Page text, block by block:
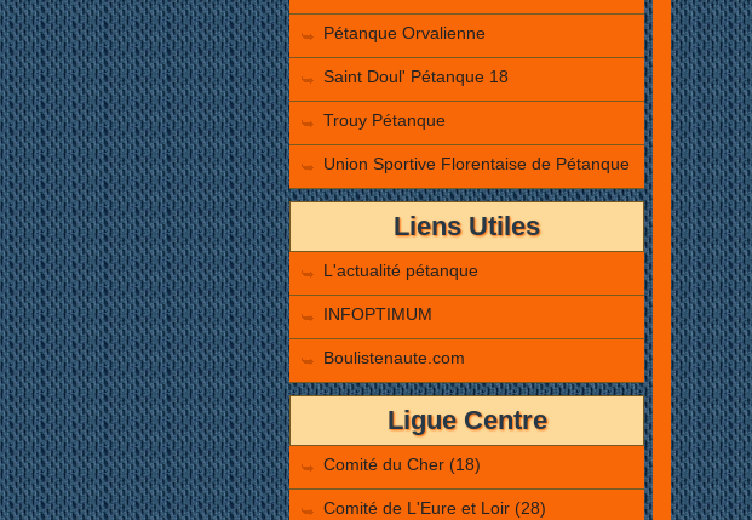
Pétanque Orvalienne
Saint Doul' Pétanque 18
Trouy Pétanque
Union Sportive Florentaise de Pétanque
Liens Utiles
L'actualité pétanque
INFOPTIMUM
Boulistenaute.com
Ligue Centre
Comité du Cher (18)
Comité de L'Eure et Loir (28)